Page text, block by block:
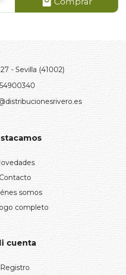
- Sevilla (41002)
somos
completo
cuenta
Registro